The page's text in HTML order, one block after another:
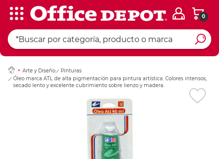
0
Arte y Diseño
Pinturas
Óleo marca ATL de alta pigmentación para pintura artística. Colores intensos,
secado lento y excelente cubrimiento sobre lienzo y madera.
Ingresar Codigo